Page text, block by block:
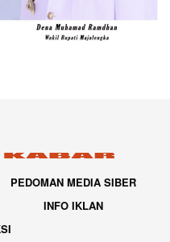
PEDOMAN MEDIA SIBER
INFO IKLAN